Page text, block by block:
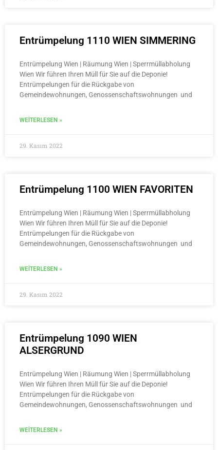
Entrümpelung 1110 WIEN SIMMERING
Entrümpelung Wien | Räumung Wien | Sperrmüllabholung
Wien Wir führen Ihren Müll für Sie auf die Deponie!
Entrümpelungen für die Rückgabe von
Gemeindewohnungen, Genossenschaftswohnungen und
WEITERLESEN »
29. Kasım 2022
Entrümpelung 1100 WIEN FAVORITEN
Entrümpelung Wien | Räumung Wien | Sperrmüllabholung
Wien Wir führen Ihren Müll für Sie auf die Deponie!
Entrümpelungen für die Rückgabe von
Gemeindewohnungen, Genossenschaftswohnungen und
WEITERLESEN »
29. Kasım 2022
Entrümpelung 1090 WIEN
ALSERGRUND
Entrümpelung Wien | Räumung Wien | Sperrmüllabholung
Wien Wir führen Ihren Müll für Sie auf die Deponie!
Entrümpelungen für die Rückgabe von
Gemeindewohnungen, Genossenschaftswohnungen und
WEITERLESEN »